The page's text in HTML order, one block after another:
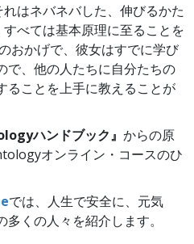
はネバネバした、伸びるかた
べては基本原理に至ることを
おかげで、彼女はすでに学び
で、他の人たちに自分たちの
ることを上手に教えることが
ハンドブック』 からの原
オンライン・コースのひ
では、人生で安全に、元気
くの人々を紹介します。